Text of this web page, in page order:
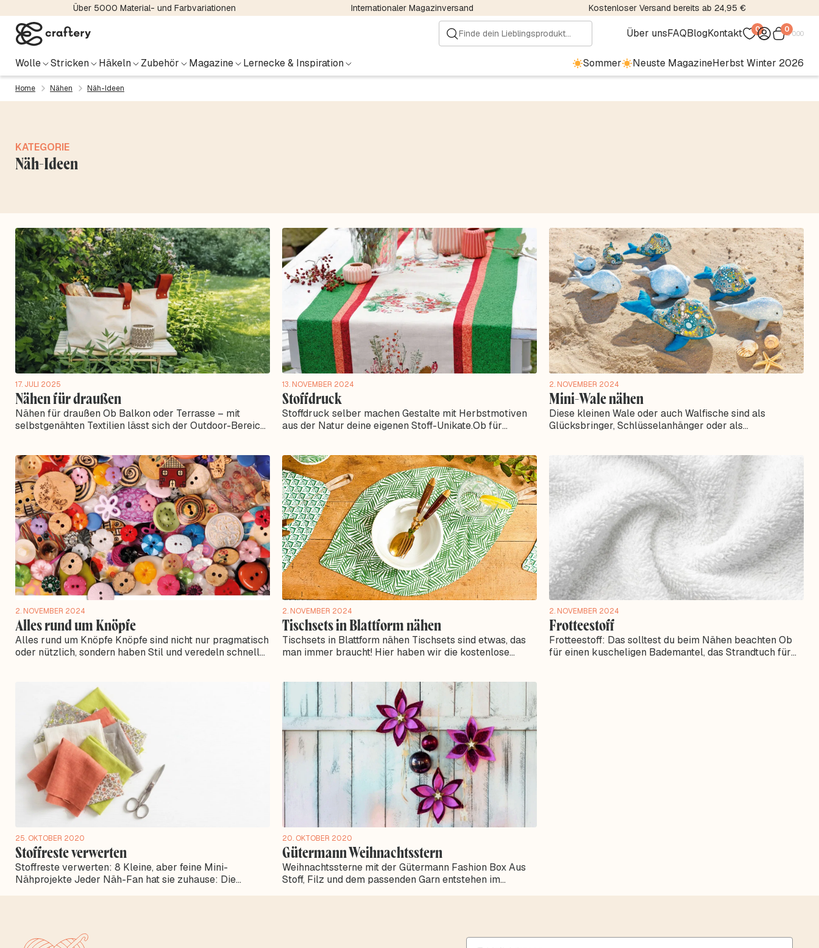
Über 5000 Material- und Farbvariationen Internationaler Magazinversand Kostenloser Versand bereits ab 24,95 €
Über unsFAQBlogKontakt 0 0€0.00
Wolle Stricken Häkeln Zubehör Magazine Lernecke & Inspiration Sommer Neuste MagazineHerbst Winter 2026
Home Nähen Näh-Ideen
KATEGORIE
Näh-Ideen
17. JULI 2025
Nähen für draußen
Nähen für draußen Ob Balkon oder Terrasse – mit
selbstgenähten Textilien lässt sich der Outdoor-Bereich
13. NOVEMBER 2024
Stoffdruck
Stoffdruck selber machen Gestalte mit Herbstmotiven
aus der Natur deine eigenen Stoff-Unikate.Ob für
2. NOVEMBER 2024
Mini-Wale nähen
Diese kleinen Wale oder auch Walfische sind als
Glücksbringer, Schlüsselanhänger oder als
2. NOVEMBER 2024
Alles rund um Knöpfe
Alles rund um Knöpfe Knöpfe sind nicht nur pragmatisch
oder nützlich, sondern haben Stil und veredeln schnell
2. NOVEMBER 2024
Tischsets in Blattform nähen
Tischsets in Blattform nähen Tischsets sind etwas, das
man immer braucht! Hier haben wir die kostenlose
2. NOVEMBER 2024
Frotteestoff
Frotteestoff: Das solltest du beim Nähen beachten Ob
für einen kuscheligen Bademantel, das Strandtuch für
25. OKTOBER 2020
Stoffreste verwerten
Stoffreste verwerten: 8 Kleine, aber feine Mini-
Nähprojekte Jeder Näh-Fan hat sie zuhause: Die
20. OKTOBER 2020
Gütermann Weihnachtsstern
Weihnachtssterne mit der Gütermann Fashion Box Aus
Stoff, Filz und dem passenden Garn entstehen im
Email